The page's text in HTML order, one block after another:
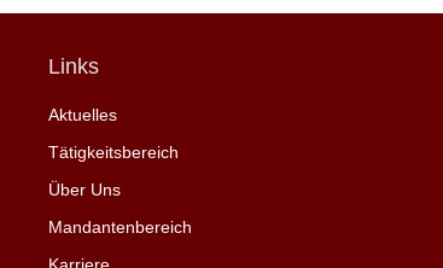
Links
Aktuelles
Tätigkeitsbereich
Über Uns
Mandantenbereich